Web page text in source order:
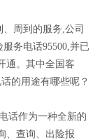
周到的服务,公司
务电话95500,并已
通。其中全国客
的用途有哪些呢？
话作为一种全新的
、查询、出险报